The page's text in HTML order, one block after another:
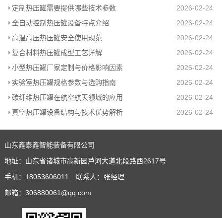
定制热压罐需要提供哪些技术参数
2026-02-24
全自动控制热压罐设备特点介绍
2026-02-24
高温高压热压罐安全使用规范
2026-02-24
复合材料热压罐成型工艺详解
2026-02-24
小型热压罐厂家定制与价格影响因素
2026-02-24
实验室热压罐规格参数与选购指南
2026-02-24
碳纤维热压罐在航空航天领域的应用
2026-02-24
真空热压罐设备结构与技术优势解析
2026-02-24
山东鑫泰鑫智能装备有限公司
地址：山东省诸城市高新园芦河大道北段路西2617号
手机：18053606011 联系人：张经理
邮箱：306880061@qq.com